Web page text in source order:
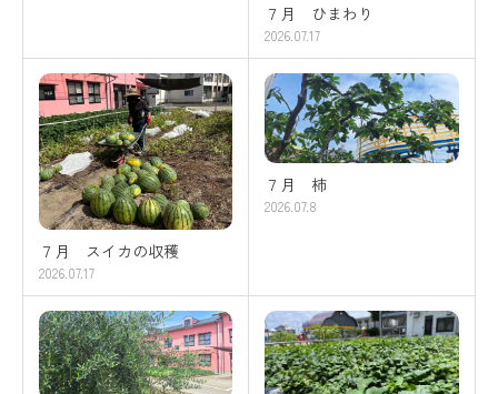
７月 ひまわり
2026.07.17
７月 スイカの収穫
2026.07.17
７月 柿
2026.07.8